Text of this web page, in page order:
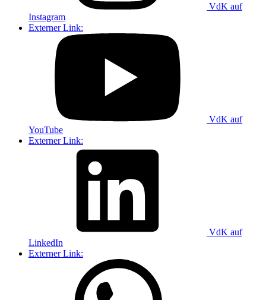
VdK auf
Instagram
Externer Link:
VdK auf
YouTube
Externer Link:
VdK auf
LinkedIn
Externer Link: